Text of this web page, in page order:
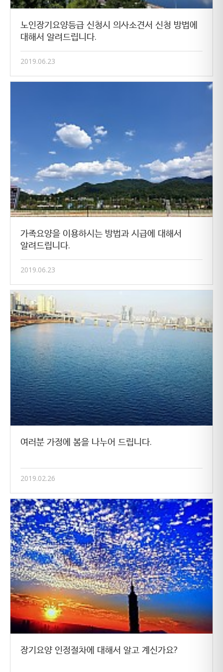
노인장기요양등급 신청시 의사소견서 신청 방법에
대해서 알려드립니다.
2019.06.23
가족요양을 이용하시는 방법과 시급에 대해서
알려드립니다.
2019.06.23
여러분 가정에 봄을 나누어 드립니다.
2019.02.26
장기요양 인정절차에 대해서 알고 계신가요?